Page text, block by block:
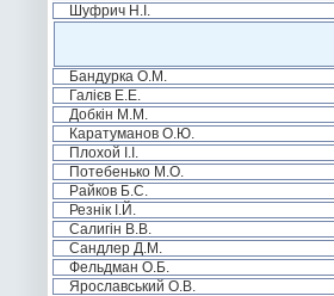
Шуфрич Н.І.
Бандурка О.М.
Галієв Е.Е.
Добкін М.М.
Каратуманов О.Ю.
Плохой І.І.
Потебенько М.О.
Райков Б.С.
Резнік І.Й.
Салигін В.В.
Сандлер Д.М.
Фельдман О.Б.
Ярославський О.В.